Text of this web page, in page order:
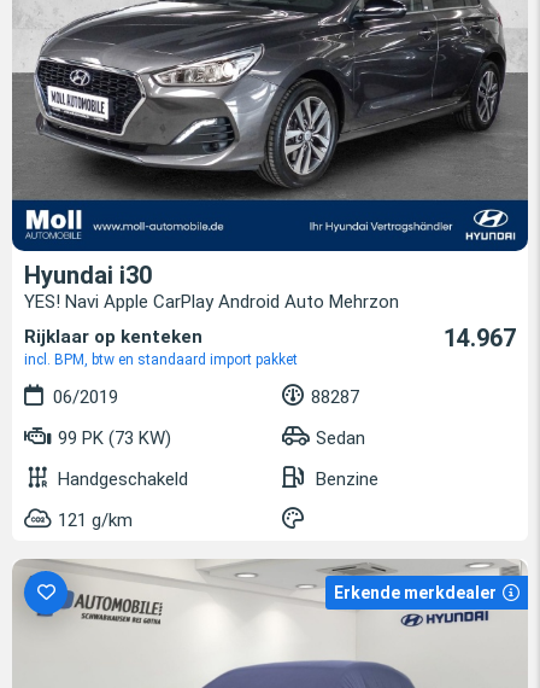
Hyundai i30
YES! Navi Apple CarPlay Android Auto Mehrzon
Rijklaar op kenteken
incl. BPM, btw en standaard import pakket
14.967
06/2019
88287
99 PK (73 KW)
Sedan
Handgeschakeld
Benzine
121 g/km
Erkende merkdealer